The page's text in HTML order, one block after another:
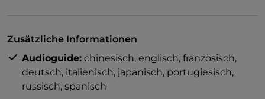
Zusätzliche Informationen
Audioguide: chinesisch, englisch, französisch,
deutsch, italienisch, japanisch, portugiesisch,
russisch, spanisch